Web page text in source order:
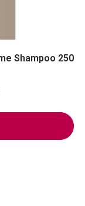
Shampoo 250